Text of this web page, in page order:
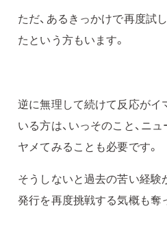
ただ、あるきっかけで再度試
たという方もいます。
逆に無理して続けて反応がイ
いる方は、いっそのこと、ニ
ヤメてみることも必要です。
そうしないと過去の苦い経験
発行を再度挑戦する気概も奪